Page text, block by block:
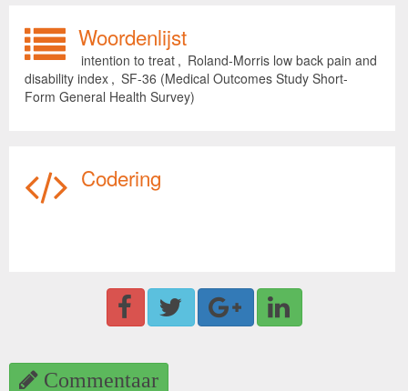
Woordenlijst
intention to treat , Roland-Morris low back pain and
disability index , SF-36 (Medical Outcomes Study Short-
Form General Health Survey)
Codering
Commentaar